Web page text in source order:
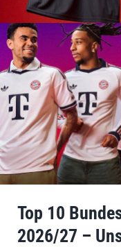
Top 10
2026/27 –